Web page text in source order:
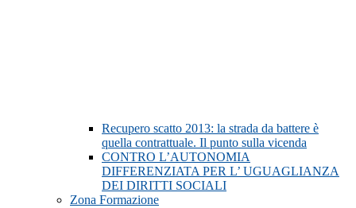
Recupero scatto 2013: la strada da battere è
quella contrattuale. Il punto sulla vicenda
CONTRO L’AUTONOMIA
DIFFERENZIATA PER L’ UGUAGLIANZA
DEI DIRITTI SOCIALI
Zona Formazione